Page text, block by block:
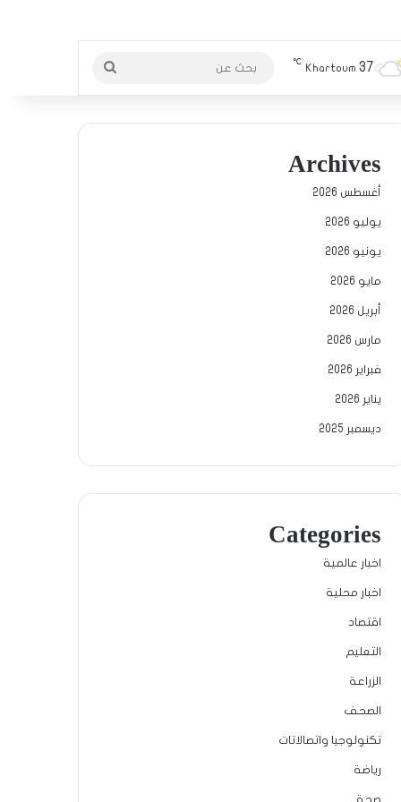
Khartoum 37
℃
Archives
أغسطس 2026
يوليو 2026
يونيو 2026
مايو 2026
أبريل 2026
مارس 2026
فبراير 2026
يناير 2026
ديسمبر 2025
Categories
اخبار عالمية
اخبار محلية
اقتصاد
التعليم
الزراعة
الصحف
تكنولوجيا واتصالاتات
رياضة
صحة